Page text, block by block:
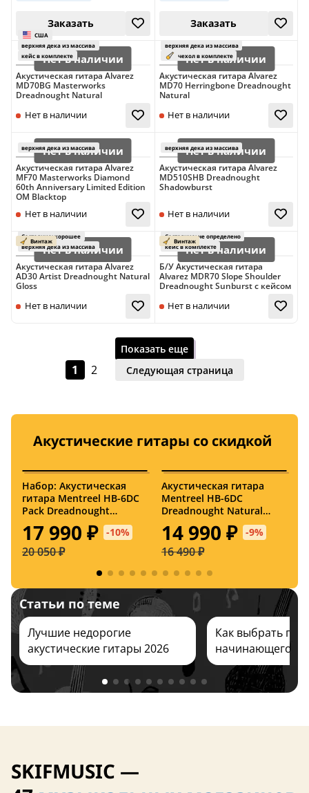
верхняя дека из массива
верхняя дека из
верхняя дека из массива верхняя дека из
верхняя дека из массива
кейс в комплекте
Заказать
верхняя дека из
кейс в комплекте
Заказать
Заказать Заказать
Акустическая гитара Alvarez
MD70BG Masterworks
Dreadnought Natural
Нет в наличии
Акустическая гитара Alvarez
MD70 Herringbone Dreadnought
Natural
Акустическая гитара Alvarez
MF70 Masterworks Diamond
60th Anniversary Limited Edition
OM Blacktop
Нет в наличии
Акустическая гитара Alvarez
MD510SHB Dreadnought
Shadowburst
Нет в наличии
Акустическая гитара Alvarez
AD30 Artist Dreadnought Natural
Gloss
Нет в наличии
Б/У Акустическая гитара
Alvarez MDR70 Slope Shoulder
Dreadnought Sunburst с кейсом
Нет в наличии
Показать еще
1 2 Следующая страница
Акустические гитары со скидкой
Набор: Акустическая
гитара Mentreel HB-6DC
Pack Dreadnought
Natural Satin с
аксессуарами
17 990 ₽ -10%
20 050 ₽
Акустическая гитара
Mentreel HB-6DC
Dreadnought Natural
Satin
14 990 ₽ -9%
16 490 ₽
Статьи по теме
Лучшие недорогие
акустические гитары 2026
Как выбрать
начинающего
SKIFMUSIC —